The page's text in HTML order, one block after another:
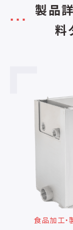
製品
料
食品加工・